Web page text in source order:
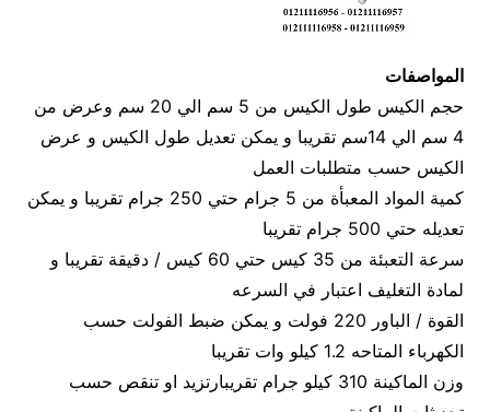
المواصفات
حجم الكيس طول الكيس من 5 سم الي 20 سم وعرض من
4 سم الي 14سم تقريبا و يمكن تعديل طول الكيس و عرض
الكيس حسب متطلبات العمل
كمية المواد المعبأة من 5 جرام حتي 250 جرام تقريبا و يمكن
تعديله حتي 500 جرام تقريبا
سرعة التعبئة من 35 كيس حتي 60 كيس / دقيقة تقريبا و
لمادة التغليف اعتبار في السرعه
القوة / الباور 220 فولت و يمكن ضبط الفولت حسب
الكهرباء المتاحه 1.2 كيلو وات تقريبا
وزن الماكينة 310 كيلو جرام تقريبارتزيد او تنقص حسب